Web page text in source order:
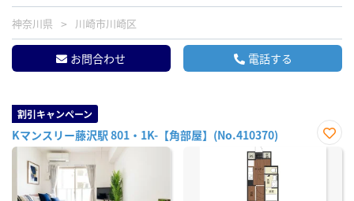
神奈川県 川崎市川崎区
お問合わせ 電話する
割引キャンペーン
Kマンスリー藤沢駅 801・1K-【角部屋】(No.410370)
お気